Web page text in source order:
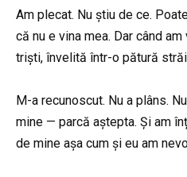
Am plecat. Nu știu de ce.
că nu e vina mea. Dar când
triști, învelită într-o pătură
M-a recunoscut. Nu a plâns.
mine — parcă aștepta. Și am
de mine așa cum și eu am